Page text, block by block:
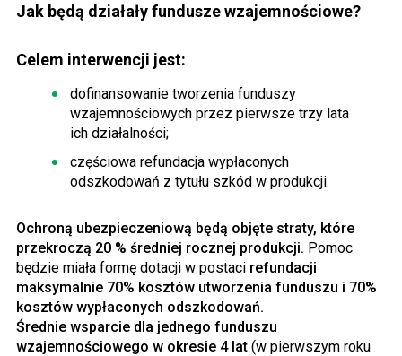
Jak będą działały fundusze wzajemnościowe?
Celem interwencji jest:
dofinansowanie tworzenia funduszy
wzajemnościowych przez pierwsze trzy lata
ich działalności;
częściowa refundacja wypłaconych
odszkodowań z tytułu szkód w produkcji.
Ochroną ubezpieczeniową będą objęte straty, które
przekroczą 20 % średniej rocznej produkcji. Pomoc
będzie miała formę dotacji w postaci refundacji
maksymalnie 70% kosztów utworzenia funduszu i 70%
kosztów wypłaconych odszkodowań.
Średnie wsparcie dla jednego funduszu
wzajemnościowego w okresie 4 lat (w pierwszym roku